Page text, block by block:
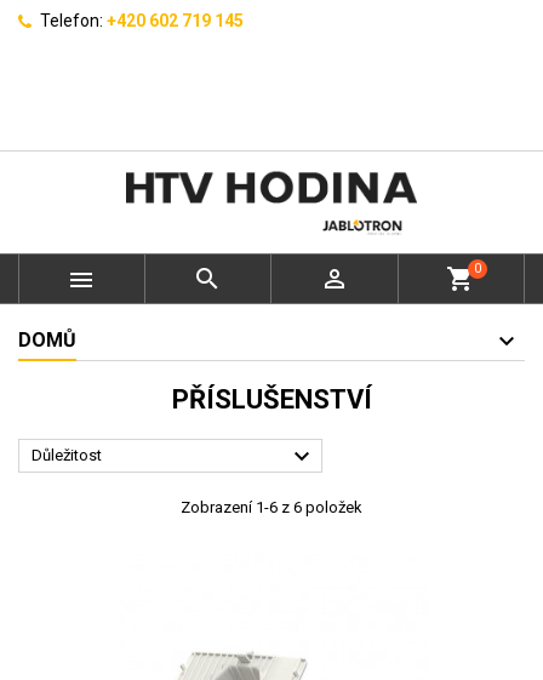
Telefon: +420 602 719 145
   shopping_cart0
DOMŮ
PŘÍSLUŠENSTVÍ
Důležitost 
Zobrazení 1-6 z 6 položek